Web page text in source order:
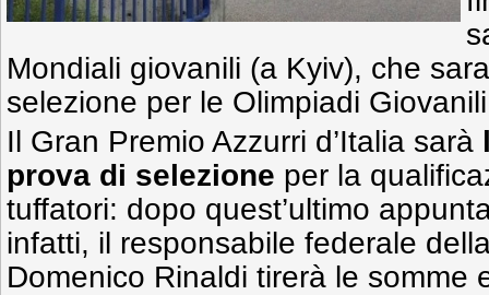
Mondiali giovanili (a Kyiv), che
selezione per le Olimpiadi
Il Gran Premio Azzurri d’Italia sarà
prova di selezione per la
tuffatori: dopo quest’ultimo
infatti, il responsabile federale
Domenico Rinaldi tirerà le somme